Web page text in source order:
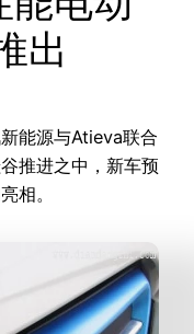
出
能源与Atieva联合
推进之中，新车预
相。